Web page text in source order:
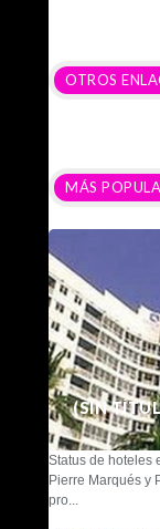
OTROS
MÁS
(SIN
Status de hoteles
Pierre Marqués y
pro...